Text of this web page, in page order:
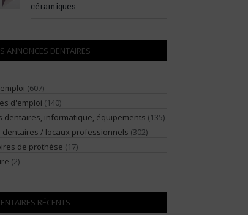
céramiques
ANNONCES DENTAIRES
(607)
d'emploi (140)
dentaires, informatique, équipements (135)
dentaires / locaux professionnels (302)
de prothèse (17)
(2)
RÉCENTS